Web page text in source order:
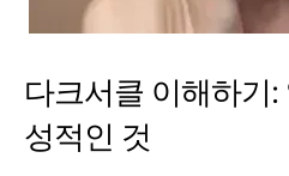
다크서클 이해하기
성적인 것